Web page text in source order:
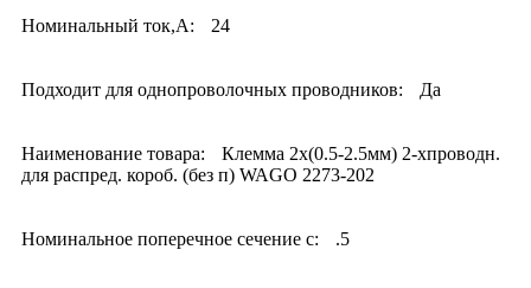
Номинальный ток,А: 24
Подходит для однопроволочных проводников: Да
Наименование товара:
Клемма 2х(0.5-2.5мм) 2-хпроводн.
для распред. короб. (без п) WAGO 2273-202
Номинальное поперечное сечение с: .5